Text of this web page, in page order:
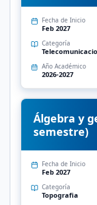
Fecha de Inicio
Feb 2027
Categoría
Año Académico
2026-2027
Álgebra y
semestre)
Fecha de Inicio
Feb 2027
Categoría
Topografia